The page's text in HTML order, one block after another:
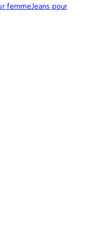
femme Jeans pour